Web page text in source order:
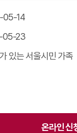
05-14
05-23
있는 서울시민 가족
온라인 신